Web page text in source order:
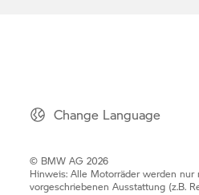
Change Language
© BMW AG 2026
Hinweis: Alle Motorräder werden nur
vorgeschriebenen Ausstattung (z.B.